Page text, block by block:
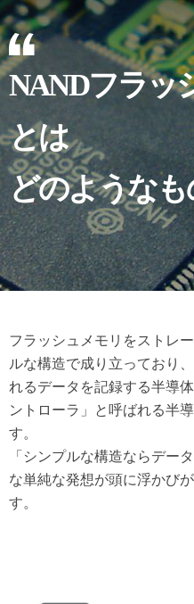
NANDフラッ
とは
どのような
フラッシュメモリをストレ
ルな構造で成り立っており
れるデータを記録する半導
ントローラ」と呼ばれる半
す。
「シンプルな構造ならデー
な単純な発想が頭に浮かび
す。